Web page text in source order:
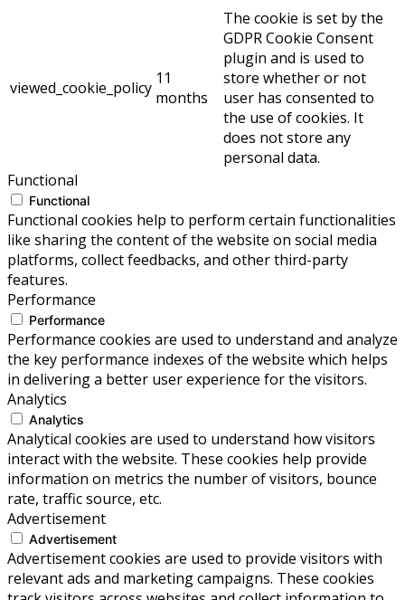
viewed_cookie_policy 11
months
The cookie is set by the
GDPR Cookie Consent
plugin and is used to
store whether or not
user has consented to
the use of cookies. It
does not store any
personal data.
Functional
Functional
Functional cookies help to perform certain functionalities
like sharing the content of the website on social media
platforms, collect feedbacks, and other third-party
features.
Performance
Performance
Performance cookies are used to understand and analyze
the key performance indexes of the website which helps
in delivering a better user experience for the visitors.
Analytics
Analytics
Analytical cookies are used to understand how visitors
interact with the website. These cookies help provide
information on metrics the number of visitors, bounce
rate, traffic source, etc.
Advertisement
Advertisement
Advertisement cookies are used to provide visitors with
relevant ads and marketing campaigns. These cookies